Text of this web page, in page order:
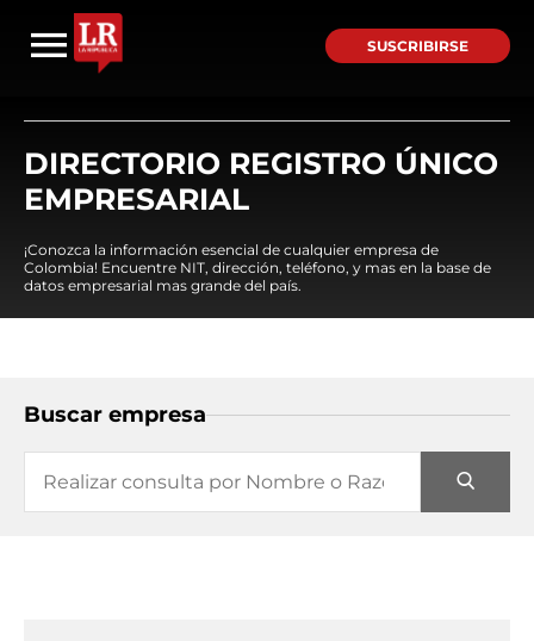
SUSCRIBIRSE
DIRECTORIO REGISTRO ÚNICO
EMPRESARIAL
¡Conozca la información esencial de cualquier empresa de
Colombia! Encuentre NIT, dirección, teléfono, y mas en la base de
datos empresarial mas grande del país.
Buscar empresa